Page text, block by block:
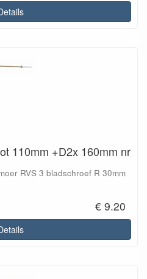
110mm +D2x 160mm nr
RVS 3 bladschroef R 30mm
€ 9.20